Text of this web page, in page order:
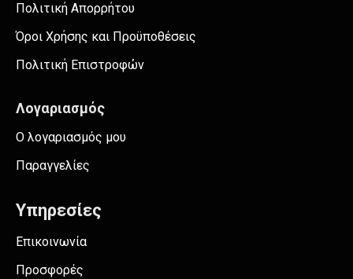
Πολιτική Απορρήτου
Όροι Χρήσης και Προϋποθέσεις
Πολιτική Επιστροφών
Λογαριασμός
Ο λογαριασμός μου
Παραγγελίες
Υπηρεσίες
Επικοινωνία
Προσφορές